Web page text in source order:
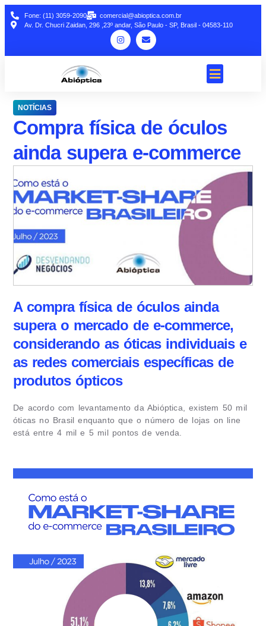
Fone: (11) 3059-2090
comercial@abioptica.com.br
Av. Dr. Chucri Zaidan, 296 ,23º andar, São Paulo - SP, Brasil - 04583-110
NOTÍCIAS
Compra física de óculos
ainda supera e-commerce
A compra física de óculos ainda
supera o mercado de e-commerce,
considerando as óticas individuais e
as redes comerciais específicas de
produtos ópticos
De acordo com levantamento da Abióptica, existem 50 mil
óticas no Brasil enquanto que o número de lojas on line
está entre 4 mil e 5 mil pontos de venda.